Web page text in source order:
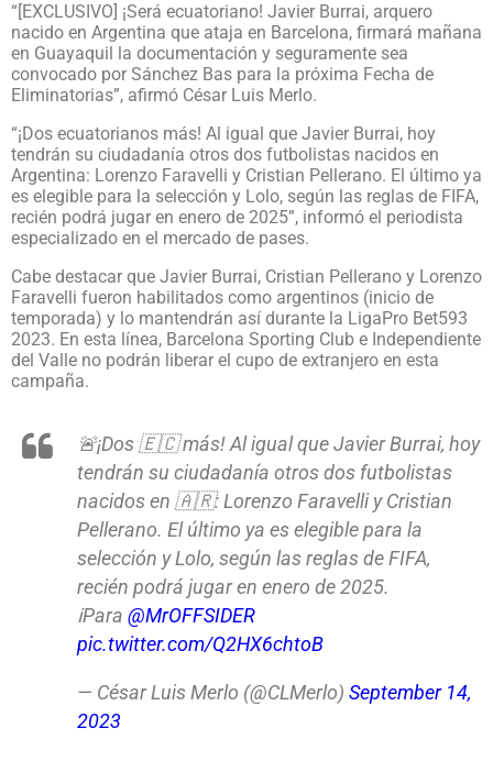
“[EXCLUSIVO] ¡Será ecuatoriano! Javier Burrai, arquero
nacido en Argentina que ataja en Barcelona, firmará mañana
en Guayaquil la documentación y seguramente sea
convocado por Sánchez Bas para la próxima Fecha de
Eliminatorias”, afirmó César Luis Merlo.
“¡Dos ecuatorianos más! Al igual que Javier Burrai, hoy
tendrán su ciudadanía otros dos futbolistas nacidos en
Argentina: Lorenzo Faravelli y Cristian Pellerano. El último ya
es elegible para la selección y Lolo, según las reglas de FIFA,
recién podrá jugar en enero de 2025”, informó el periodista
especializado en el mercado de pases.
Cabe destacar que Javier Burrai, Cristian Pellerano y Lorenzo
Faravelli fueron habilitados como argentinos (inicio de
temporada) y lo mantendrán así durante la LigaPro Bet593
2023. En esta línea, Barcelona Sporting Club e Independiente
del Valle no podrán liberar el cupo de extranjero en esta
campaña.
🚨¡Dos 🇪🇨 más! Al igual que Javier Burrai, hoy
tendrán su ciudadanía otros dos futbolistas
nacidos en 🇦🇷: Lorenzo Faravelli y Cristian
Pellerano. El último ya es elegible para la
selección y Lolo, según las reglas de FIFA,
recién podrá jugar en enero de 2025.
ℹ️Para @MrOFFSIDER
pic.twitter.com/Q2HX6chtoB
— César Luis Merlo (@CLMerlo) September 14,
2023